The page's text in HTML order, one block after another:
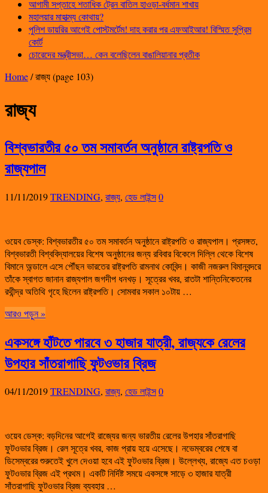
আগামী সপ্তাহে শতাধিক ট্রেন বাতিল হাওড়া-বর্ধমান শাখায়
মহালয়ার মাহাত্ম্য কোথায়?
পুলিশ ডায়রির আগেই পোস্টমর্টেম! দাহ করার পর এফআইআর! বিস্মিত সুপ্রিম
কোর্ট
চোরেদের মন্ত্রীসভা… কেন বলেছিলেন বাঙালিয়ানার প্রতীক
Home/রাজ্য(page 103)
রাজ্য
বিশ্বভারতীর ৫০ তম সমাবর্তন অনুষ্ঠানে রাষ্ট্রপতি ও
রাজ্যপাল
11/11/2019TRENDING, রাজ্য, হেড লাইন্স0
ওয়েব ডেস্ক: বিশ্বভারতীর ৫০ তম সমাবর্তন অনুষ্ঠানে রাষ্ট্রপতি ও রাজ্যপাল। প্রসঙ্গত,
বিশ্বভারতী বিশ্ববিদ্যালয়ের বিশেষ অনুষ্ঠানের জন্য রবিবার বিকেলে দিল্লি থেকে বিশেষ
বিমানে অন্ডালে এসে পৌঁছন ভারতের রাষ্ট্রপতি রামনাথ কোবিন্দ। কাজী নজরুল বিমানবন্দরে
তাঁকে স্বাগত জানান রাজ্যপাল জগদীপ ধনখড়। সূত্রের খবর, রাতটা শান্তিনিকেতনের
রথীন্দ্র অতিথি গৃহে ছিলেন রাষ্ট্রপতি। সোমবার সকাল ১০টায় …
আরও পড়ুন »
একসঙ্গে হাঁটতে পারবে ৩ হাজার যাত্রী, রাজ্যকে রেলের
উপহার সাঁতরাগাছি ফুটওভার ব্রিজ
04/11/2019TRENDING, রাজ্য, হেড লাইন্স0
ওয়েব ডেস্ক: বড়দিনের আগেই রাজ্যের জন্য ভারতীয় রেলের উপহার সাঁতরাগাছি
ফুটওভার ব্রিজ। রেল সূত্রে খবর, কাজ প্রায় হয়ে এসেছে। নভেম্বরের শেষে বা
ডিসেম্বরের শুরুতেই খুলে দেওয়া হবে এই ফুটওভার ব্রিজ। উল্লেখ্য, রাজ্যে এত চওড়া
ফুটওভার ব্রিজ এই প্রথম। একটি নির্দিষ্ট সময়ে একসঙ্গে সাড়ে ৩ হাজার যাত্রী
সাঁতরাগাছি ফুটওভার ব্রিজ ব্যবহার …